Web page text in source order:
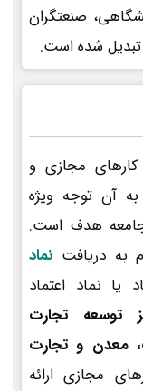
صنعتگران
تبدیل شده است.
مجازی و
آن توجه ویژه
جامعه هدف است.
به دریافت نماد
یا نماد اعتماد
توسعه تجارت
معدن و تجارت
مجازی ارائه